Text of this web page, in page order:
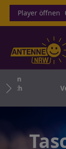
Player öffnen